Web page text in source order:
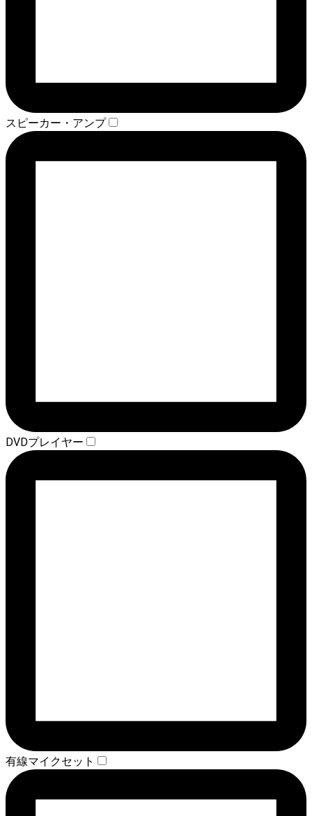
スピーカー・アンプ
DVDプレイヤー
有線マイクセット